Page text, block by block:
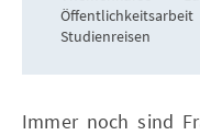
Studienreisen
Immer noch sind